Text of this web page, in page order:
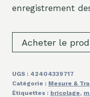
enregistrement
Acheter le
UGS : 42404339717
Catégorie : Mesure &
Étiquettes : bricolage,